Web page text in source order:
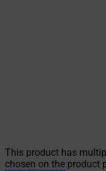
This product has
chosen on the product